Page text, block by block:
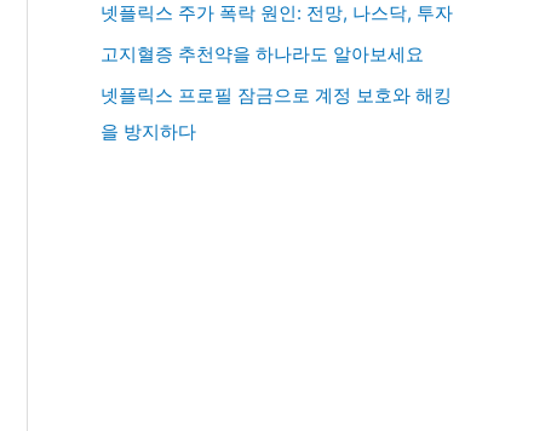
넷플릭스 주가 폭락 원인: 전망, 나스닥, 투자
고지혈증 추천약을 하나라도 알아보세요
넷플릭스 프로필 잠금으로 계정 보호와 해킹
을 방지하다